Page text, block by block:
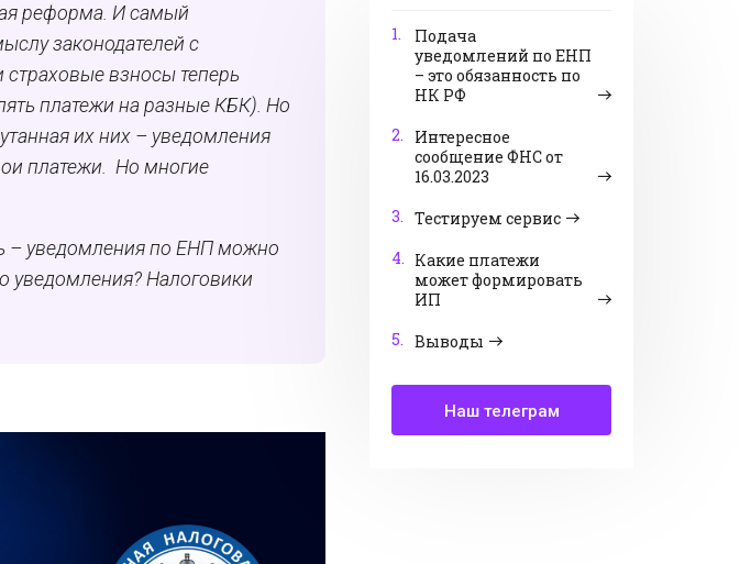
1.
Подача
уведомлений по ЕНП
– это обязанность по
НК РФ
2.
Интересное
сообщение ФНС от
16.03.2023
3. Тестируем сервис
4. Какие платежи
может формировать
ИП
5. Выводы
Наш телеграм
реформа. И самый
законодателей с
взносы теперь
платежи на разные КБК). Но
их них – уведомления
платежи. Но многие
– уведомления по ЕНП можно
уведомления? Налоговики